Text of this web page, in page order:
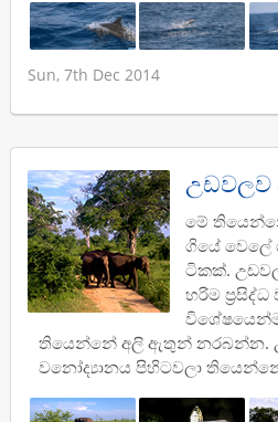
Sun, 7th Dec 2014
උඩවලව
මේ
ගියේ
ටිකක්.
හරිම
තියෙන්නේ අලි ඇතුන් නරබන්න.
වනෝද්‍යානය පිහිටවලා